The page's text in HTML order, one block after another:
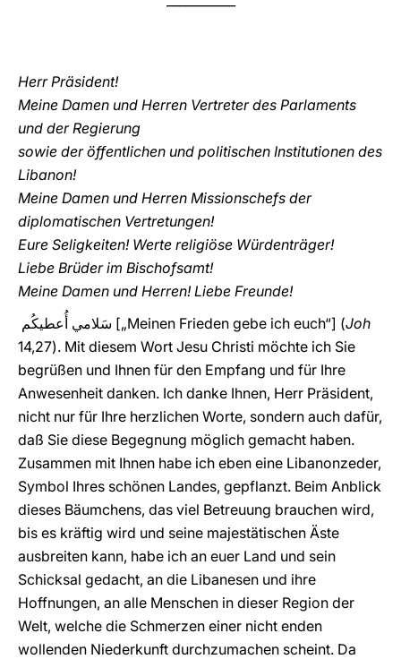
Herr Präsident!
Meine Damen und Herren Vertreter des Parlaments
und der Regierung
sowie der öffentlichen und politischen Institutionen des
Libanon!
Meine Damen und Herren Missionschefs der
diplomatischen Vertretungen!
Eure Seligkeiten! Werte religiöse Würdenträger!
Liebe Brüder im Bischofsamt!
Meine Damen und Herren! Liebe Freunde!
سَلامي أُعطيكُم [„Meinen Frieden gebe ich euch“] (Joh
14,27). Mit diesem Wort Jesu Christi möchte ich Sie
begrüßen und Ihnen für den Empfang und für Ihre
Anwesenheit danken. Ich danke Ihnen, Herr Präsident,
nicht nur für Ihre herzlichen Worte, sondern auch dafür,
daß Sie diese Begegnung möglich gemacht haben.
Zusammen mit Ihnen habe ich eben eine Libanonzeder,
Symbol Ihres schönen Landes, gepflanzt. Beim Anblick
dieses Bäumchens, das viel Betreuung brauchen wird,
bis es kräftig wird und seine majestätischen Äste
ausbreiten kann, habe ich an euer Land und sein
Schicksal gedacht, an die Libanesen und ihre
Hoffnungen, an alle Menschen in dieser Region der
Welt, welche die Schmerzen einer nicht enden
wollenden Niederkunft durchzumachen scheint. Da